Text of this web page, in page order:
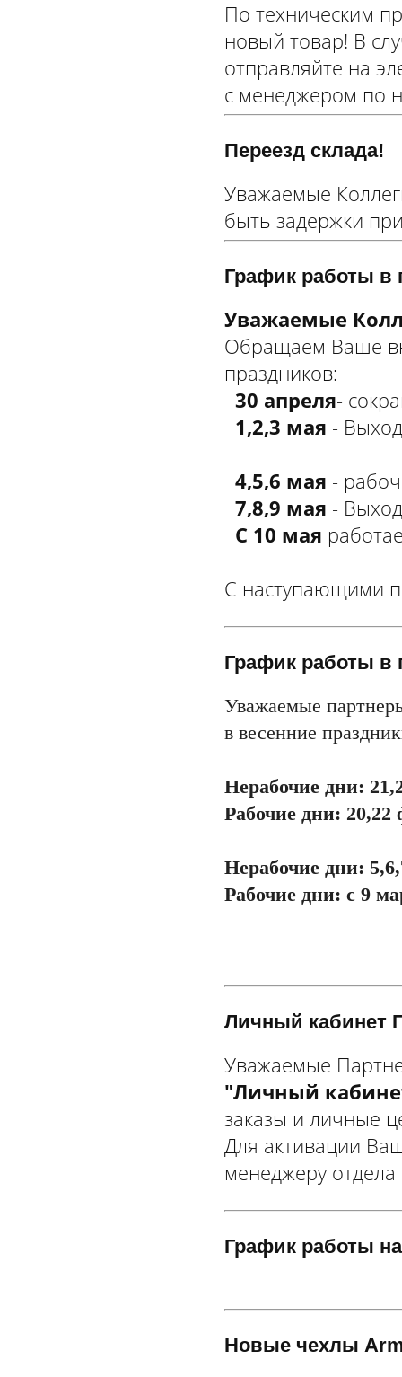
По техническим
новый товар! В
отправляйте на
с менеджером по
Переезд склада!
Уважаемые
быть задержки
График работы в
Уважаемые
Обращаем Ваше
праздников:
30 апреля-
1,2,3 мая -
4,5,6 мая -
7,8,9 мая -
С 10 мая
С наступающими
График работы в
Уважаемые
в весенние
Нерабочие дни:
Рабочие дни: 20,22
Нерабочие дни:
Рабочие дни: с 9
Личный кабинет
Уважаемые
"Личный
заказы и личные
Для активации
менеджеру
График работы
Новые чехлы